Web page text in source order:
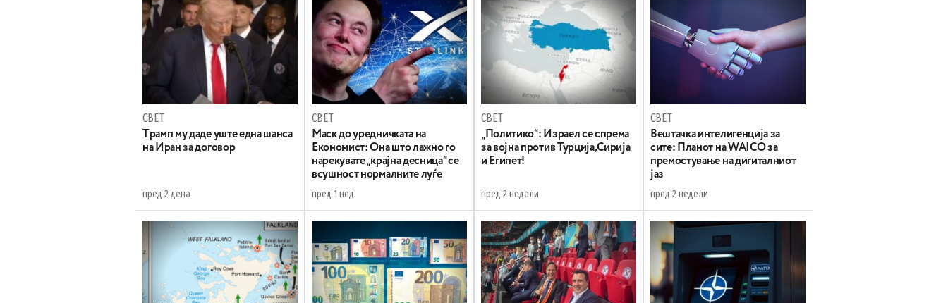
СВЕТ
Tрамп му даде уште една шанса
на Иран за договор
пред 2 дена
СВЕТ
Маск до уредничката на
Економист: Она што лажно го
нарекувате „крајна десница“ се
всушност нормалните луѓе
пред 1 нед.
СВЕТ
„Политико“: Израел се спрема
за војна против Турција,Сирија
и Египет!
пред 2 недели
СВЕТ
Вештачка интелигенција за
сите: Планот на WAICO за
премостување на дигиталниот
јаз
пред 2 недели